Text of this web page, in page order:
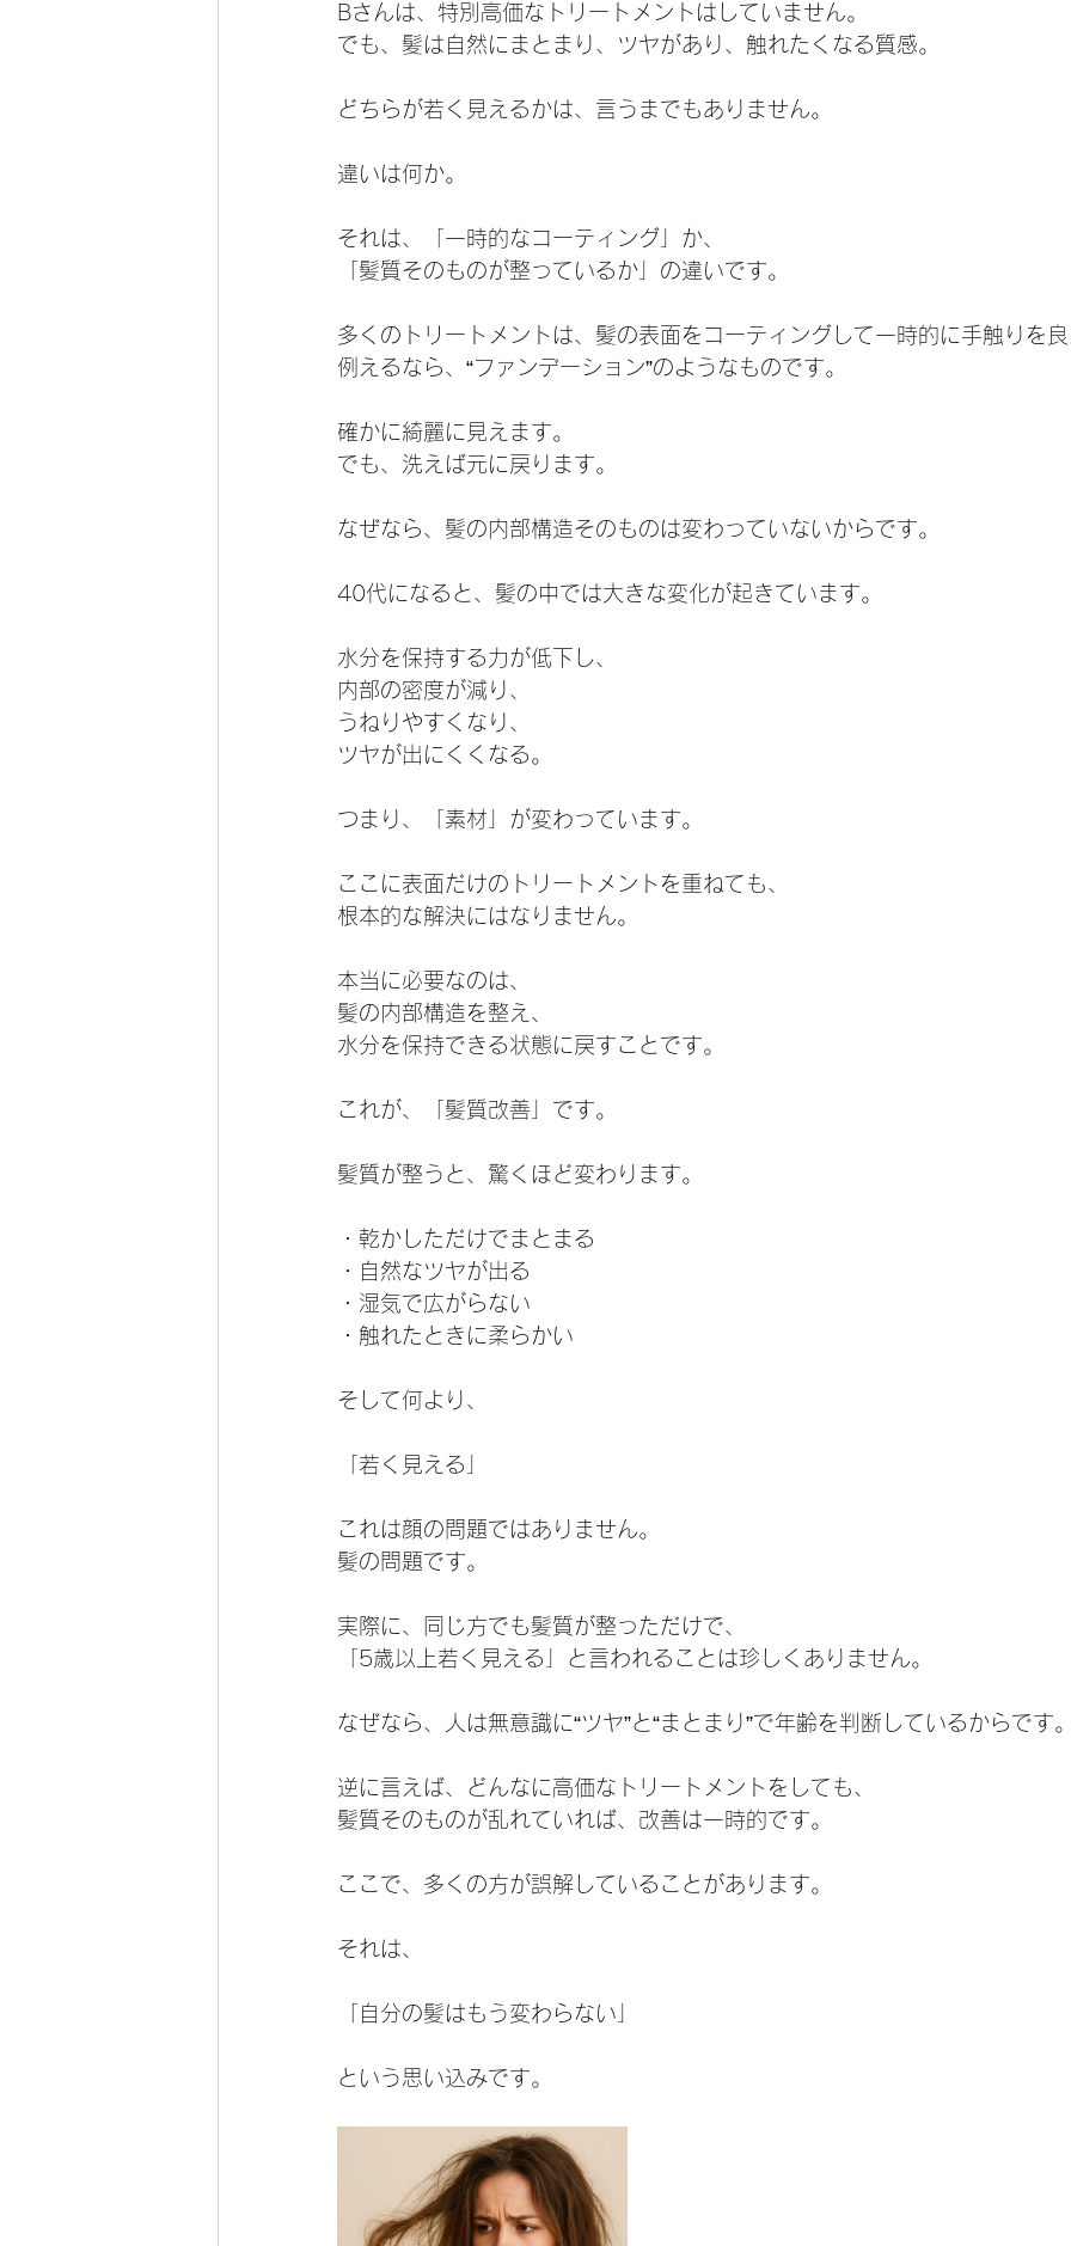
Bさんは、特別高価なトリートメントはしていません。
でも、髪は自然にまとまり、ツヤがあり、触れたくなる質感。
どちらが若く見えるかは、言うまでもありません。
違いは何か。
それは、「一時的なコーティング」か、
「髪質そのものが整っているか」の違いです。
多くのトリートメントは、髪の表面をコーティングして一時的に手触りを
例えるなら、“ファンデーション”のようなものです。
確かに綺麗に見えます。
でも、洗えば元に戻ります。
なぜなら、髪の内部構造そのものは変わっていないからです。
40代になると、髪の中では大きな変化が起きています。
水分を保持する力が低下し、
内部の密度が減り、
うねりやすくなり、
ツヤが出にくくなる。
つまり、「素材」が変わっています。
ここに表面だけのトリートメントを重ねても、
根本的な解決にはなりません。
本当に必要なのは、
髪の内部構造を整え、
水分を保持できる状態に戻すことです。
これが、「髪質改善」です。
髪質が整うと、驚くほど変わります。
・乾かしただけでまとまる
・自然なツヤが出る
・湿気で広がらない
・触れたときに柔らかい
そして何より、
「若く見える」
これは顔の問題ではありません。
髪の問題です。
実際に、同じ方でも髪質が整っただけで、
「5歳以上若く見える」と言われることは珍しくありません。
なぜなら、人は無意識に“ツヤ”と“まとまり”で年齢を判断しているからです
逆に言えば、どんなに高価なトリートメントをしても、
髪質そのものが乱れていれば、改善は一時的です。
ここで、多くの方が誤解していることがあります。
それは、
「自分の髪はもう変わらない」
という思い込みです。